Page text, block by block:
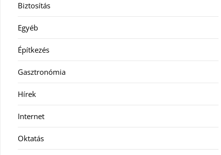
Biztosítás
Egyéb
Építkezés
Gasztronómia
Hírek
Internet
Oktatás